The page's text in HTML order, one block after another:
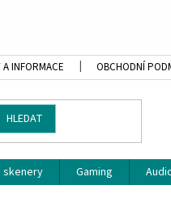
INFORMACE OBCHODNÍ
HLEDAT
skenery Gaming